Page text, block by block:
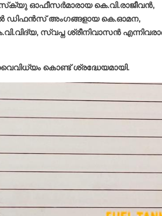
ഓഫീസര്‍മാരായ കെ.വി.രാജീവന്‍,
ഡിഫന്‍സ് അംഗങ്ങളായ കെ.ഓമന,
സ്വപ്ന ശ്രീനിവാസന്‍
കൊണ്ട് ശ്രദ്ധേയമായി.